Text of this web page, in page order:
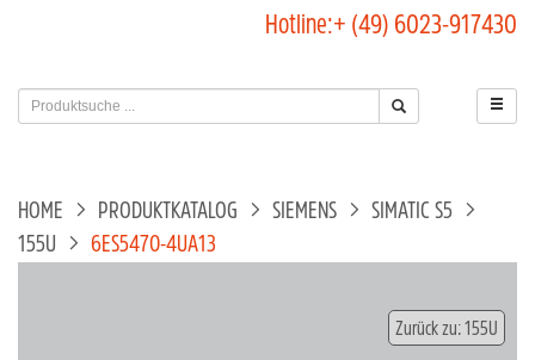
Hotline:+ (49) 6023-917430
HOME PRODUKTKATALOG SIEMENS
SIMATIC S5
155U
6ES5470-4UA13
Zurück zu: 155U